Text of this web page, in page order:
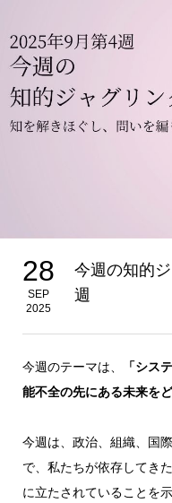
28
SEP
2025
今週の知的
週
今週のテーマは、
「シス
能不全の先にある未来を
今週は、政治、組織、国
で、私たちが依存してき
に立たされていることを